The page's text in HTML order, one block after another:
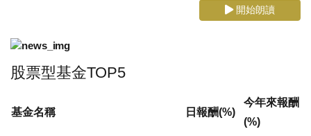
開始朗讀
股票型基金TOP5
基金名稱 日報酬(%)
今年來報酬
(%)